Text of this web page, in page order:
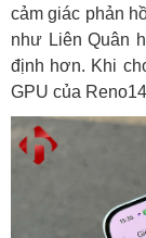
cảm giác phản
như Liên Quân
định hơn. Khi
GPU của